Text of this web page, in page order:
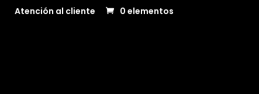
Atención al cliente 0 elementos